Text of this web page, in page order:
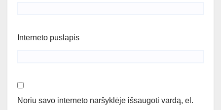
Interneto puslapis
Noriu savo interneto naršyklėje išsaugoti vardą, el.